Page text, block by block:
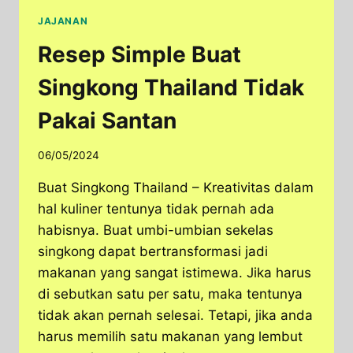
JAJANAN
Resep Simple Buat
Singkong Thailand Tidak
Pakai Santan
06/05/2024
Buat Singkong Thailand – Kreativitas dalam
hal kuliner tentunya tidak pernah ada
habisnya. Buat umbi-umbian sekelas
singkong dapat bertransformasi jadi
makanan yang sangat istimewa. Jika harus
di sebutkan satu per satu, maka tentunya
tidak akan pernah selesai. Tetapi, jika anda
harus memilih satu makanan yang lembut